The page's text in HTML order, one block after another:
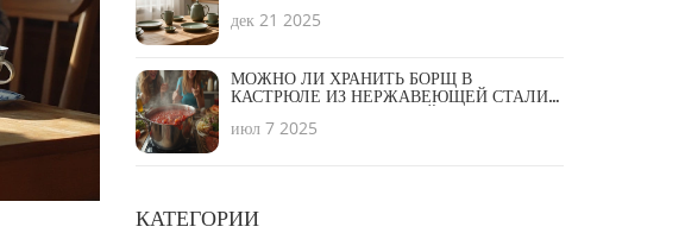
дек 21 2025
МОЖНО ЛИ ХРАНИТЬ БОРЩ В
КАСТРЮЛЕ ИЗ НЕРЖАВЕЮЩЕЙ СТАЛИ:
июл 7 2025
КАТЕГОРИИ